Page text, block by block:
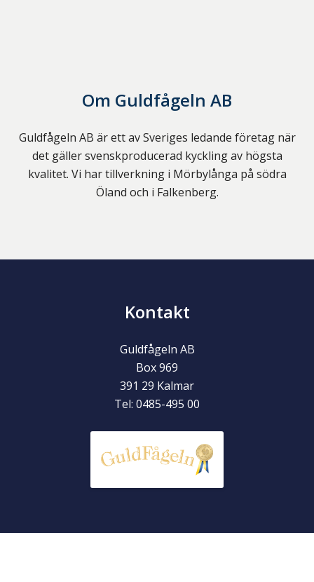
Om Guldfågeln AB
Guldfågeln AB är ett av Sveriges ledande företag när
det gäller svenskproducerad kyckling av högsta
kvalitet. Vi har tillverkning i Mörbylånga på södra
Öland och i Falkenberg.
Kontakt
Guldfågeln AB
Box 969
391 29 Kalmar
Tel: 0485-495 00